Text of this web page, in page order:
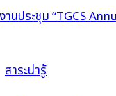
สาระน่ารู้